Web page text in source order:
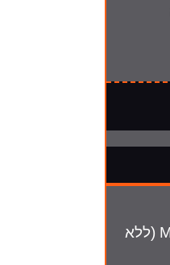
סליל כרית אוויר MG 2015 (ללא